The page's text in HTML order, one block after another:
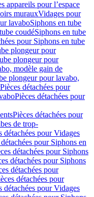
appareils pour l’espace
murauxVidages pour
lavaboSiphons en tube
coudéSiphons en tube
pour Siphons en tube
plongeur pour
plongeur pour
modèle gain de
plongeur pour lavabo,
Pièces détachées pour
Pièces détachées pour
Pièces détachées pour
de trop-
détachées pour Vidages
pour Siphons en
détachées pour Siphons
détachées pour Siphons
détachées pour
détachées pour
détachées pour Vidages